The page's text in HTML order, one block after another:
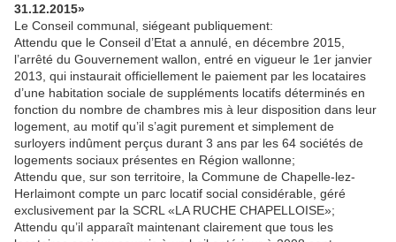
31.12.2015»
Le Conseil communal, siégeant publiquement:
Attendu que le Conseil d’Etat a annulé, en décembre 2015,
l’arrêté du Gouvernement wallon, entré en vigueur le 1er janvier
2013, qui instaurait officiellement le paiement par les locataires
d’une habitation sociale de suppléments locatifs déterminés en
fonction du nombre de chambres mis à leur disposition dans leur
logement, au motif qu’il s’agit purement et simplement de
surloyers indûment perçus durant 3 ans par les 64 sociétés de
logements sociaux présentes en Région wallonne;
Attendu que, sur son territoire, la Commune de Chapelle-lez-
Herlaimont compte un parc locatif social considérable, géré
exclusivement par la SCRL «LA RUCHE CHAPELLOISE»;
Attendu qu’il apparaît maintenant clairement que tous les